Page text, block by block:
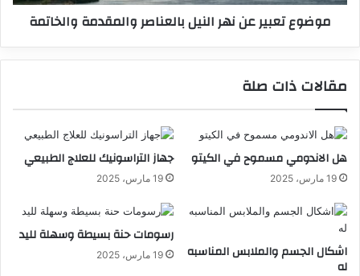
موضوع تعبير عن نهر النيل بالعناصر والمقدمة والخاتمة
مقالات ذات صلة
هل الاندومي مسموح في الكيتو
19 مارس، 2025
جهاز التراسونيك للعلاج الطبيعي
19 مارس، 2025
اشكال الجسم والملابس المناسبه
له
رسومات حنة بسيطة وسهلة لليد
19 مارس، 2025